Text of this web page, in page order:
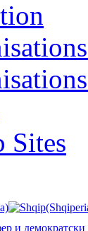
Sites
и демократски